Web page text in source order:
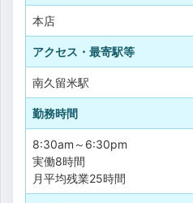
本店
アクセス・最寄駅等
南久留米駅
勤務時間
8:30am～6:30pm
実働8時間
月平均残業25時間